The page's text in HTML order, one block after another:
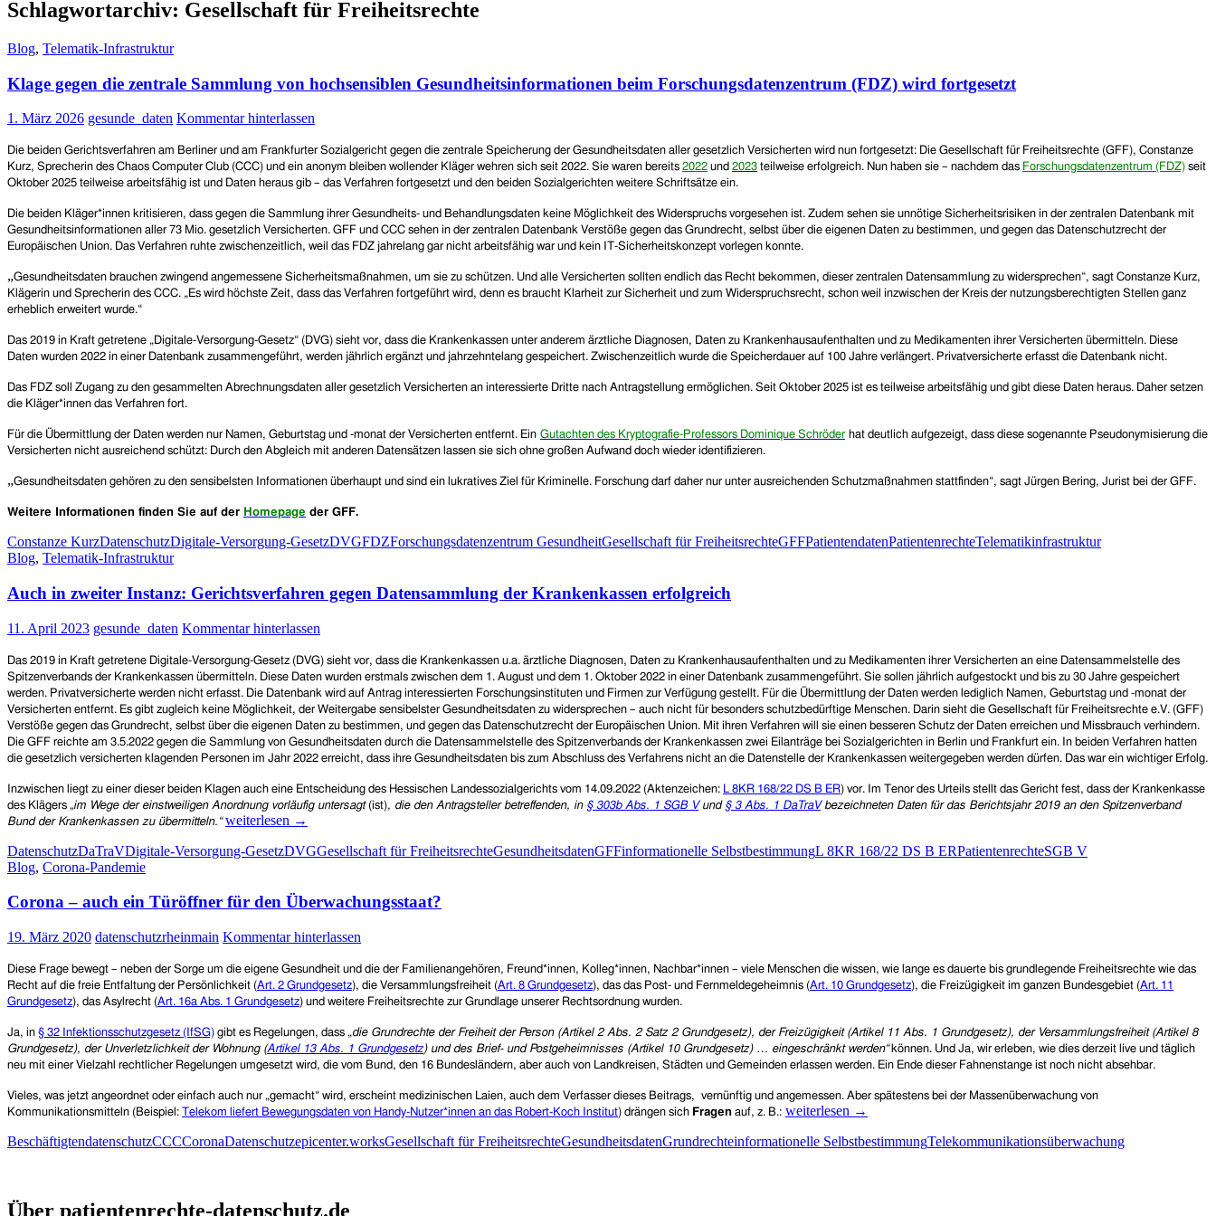
Schlagwortarchiv: Gesellschaft für Freiheitsrechte
Blog, Telematik-Infrastruktur
Klage gegen die zentrale Sammlung von hochsensiblen Gesundheitsinformationen beim Forschungsdatenzentrum (FDZ) wird fortgesetzt
1. März 2026 gesunde_daten Kommentar hinterlassen
Die beiden Gerichtsverfahren am Berliner und am Frankfurter Sozialgericht gegen die zentrale Speicherung der Gesundheitsdaten aller gesetzlich Versicherten wird nun fortgesetzt: Die Gesellschaft für Freiheitsrechte (GFF), Constanze
Kurz, Sprecherin des Chaos Computer Club (CCC) und ein anonym bleiben wollender Kläger wehren sich seit 2022. Sie waren bereits 2022 und 2023 teilweise erfolgreich. Nun haben sie – nachdem das Forschungsdatenzentrum (FDZ) seit
Oktober 2025 teilweise arbeitsfähig ist und Daten heraus gib – das Verfahren fortgesetzt und den beiden Sozialgerichten weitere Schriftsätze ein.
Die beiden Kläger*innen kritisieren, dass gegen die Sammlung ihrer Gesundheits- und Behandlungsdaten keine Möglichkeit des Widerspruchs vorgesehen ist. Zudem sehen sie unnötige Sicherheitsrisiken in der zentralen Datenbank mit
Gesundheitsinformationen aller 73 Mio. gesetzlich Versicherten. GFF und CCC sehen in der zentralen Datenbank Verstöße gegen das Grundrecht, selbst über die eigenen Daten zu bestimmen, und gegen das Datenschutzrecht der
Europäischen Union. Das Verfahren ruhte zwischenzeitlich, weil das FDZ jahrelang gar nicht arbeitsfähig war und kein IT-Sicherheitskonzept vorlegen konnte.
„Gesundheitsdaten brauchen zwingend angemessene Sicherheitsmaßnahmen, um sie zu schützen. Und alle Versicherten sollten endlich das Recht bekommen, dieser zentralen Datensammlung zu widersprechen“, sagt Constanze Kurz,
Klägerin und Sprecherin des CCC. „Es wird höchste Zeit, dass das Verfahren fortgeführt wird, denn es braucht Klarheit zur Sicherheit und zum Widerspruchsrecht, schon weil inzwischen der Kreis der nutzungsberechtigten Stellen ganz
erheblich erweitert wurde.“
Das 2019 in Kraft getretene „Digitale-Versorgung-Gesetz“ (DVG) sieht vor, dass die Krankenkassen unter anderem ärztliche Diagnosen, Daten zu Krankenhausaufenthalten und zu Medikamenten ihrer Versicherten übermitteln. Diese
Daten wurden 2022 in einer Datenbank zusammengeführt, werden jährlich ergänzt und jahrzehntelang gespeichert. Zwischenzeitlich wurde die Speicherdauer auf 100 Jahre verlängert. Privatversicherte erfasst die Datenbank nicht.
Das FDZ soll Zugang zu den gesammelten Abrechnungsdaten aller gesetzlich Versicherten an interessierte Dritte nach Antragstellung ermöglichen. Seit Oktober 2025 ist es teilweise arbeitsfähig und gibt diese Daten heraus. Daher setzen
die Kläger*innen das Verfahren fort.
Für die Übermittlung der Daten werden nur Namen, Geburtstag und -monat der Versicherten entfernt. Ein Gutachten des Kryptografie-Professors Dominique Schröder hat deutlich aufgezeigt, dass diese sogenannte Pseudonymisierung die
Versicherten nicht ausreichend schützt: Durch den Abgleich mit anderen Datensätzen lassen sie sich ohne großen Aufwand doch wieder identifizieren.
„Gesundheitsdaten gehören zu den sensibelsten Informationen überhaupt und sind ein lukratives Ziel für Kriminelle. Forschung darf daher nur unter ausreichenden Schutzmaßnahmen stattfinden“, sagt Jürgen Bering, Jurist bei der GFF.
Weitere Informationen finden Sie auf der Homepage der GFF.
Constanze KurzDatenschutzDigitale-Versorgung-GesetzDVGFDZForschungsdatenzentrum GesundheitGesellschaft für FreiheitsrechteGFFPatientendatenPatientenrechteTelematikinfrastruktur
Blog, Telematik-Infrastruktur
Auch in zweiter Instanz: Gerichtsverfahren gegen Datensammlung der Krankenkassen erfolgreich
11. April 2023 gesunde_daten Kommentar hinterlassen
Das 2019 in Kraft getretene Digitale-Versorgung-Gesetz (DVG) sieht vor, dass die Krankenkassen u.a. ärztliche Diagnosen, Daten zu Krankenhausaufenthalten und zu Medikamenten ihrer Versicherten an eine Datensammelstelle des
Spitzenverbands der Krankenkassen übermitteln. Diese Daten wurden erstmals zwischen dem 1. August und dem 1. Oktober 2022 in einer Datenbank zusammengeführt. Sie sollen jährlich aufgestockt und bis zu 30 Jahre gespeichert
werden. Privatversicherte werden nicht erfasst. Die Datenbank wird auf Antrag interessierten Forschungsinstituten und Firmen zur Verfügung gestellt. Für die Übermittlung der Daten werden lediglich Namen, Geburtstag und -monat der
Versicherten entfernt. Es gibt zugleich keine Möglichkeit, der Weitergabe sensibelster Gesundheitsdaten zu widersprechen – auch nicht für besonders schutzbedürftige Menschen. Darin sieht die Gesellschaft für Freiheitsrechte e.V. (GFF)
Verstöße gegen das Grundrecht, selbst über die eigenen Daten zu bestimmen, und gegen das Datenschutzrecht der Europäischen Union. Mit ihren Verfahren will sie einen besseren Schutz der Daten erreichen und Missbrauch verhindern.
Die GFF reichte am 3.5.2022 gegen die Sammlung von Gesundheitsdaten durch die Datensammelstelle des Spitzenverbands der Krankenkassen zwei Eilanträge bei Sozialgerichten in Berlin und Frankfurt ein. In beiden Verfahren hatten
die gesetzlich versicherten klagenden Personen im Jahr 2022 erreicht, dass ihre Gesundheitsdaten bis zum Abschluss des Verfahrens nicht an die Datenstelle der Krankenkassen weitergegeben werden dürfen. Das war ein wichtiger Erfolg.
Inzwischen liegt zu einer dieser beiden Klagen auch eine Entscheidung des Hessischen Landessozialgerichts vom 14.09.2022 (Aktenzeichen: L 8KR 168/22 DS B ER) vor. Im Tenor des Urteils stellt das Gericht fest, dass der Krankenkasse
des Klägers „im Wege der einstweiligen Anordnung vorläufig untersagt (ist), die den Antragsteller betreffenden, in § 303b Abs. 1 SGB Vund § 3 Abs. 1 DaTraVbezeichneten Daten für das Berichtsjahr 2019 an den Spitzenverband
Bund der Krankenkassen zu übermitteln.“ Auch
zweiter
gegen
der
erfolgreich
weiterlesen →
DatenschutzDaTraVDigitale-Versorgung-GesetzDVGGesellschaft für FreiheitsrechteGesundheitsdatenGFFinformationelle SelbstbestimmungL 8KR 168/22 DS B ERPatientenrechteSGB V
Blog, Corona-Pandemie
Corona – auch ein Türöffner für den Überwachungsstaat?
19. März 2020 datenschutzrheinmain Kommentar hinterlassen
Diese Frage bewegt – neben der Sorge um die eigene Gesundheit und die der Familienangehören, Freund*innen, Kolleg*innen, Nachbar*innen – viele Menschen die wissen, wie lange es dauerte bis grundlegende Freiheitsrechte wie das
Recht auf die freie Entfaltung der Persönlichkeit (Art. 2 Grundgesetz), die Versammlungsfreiheit (Art. 8 Grundgesetz), das das Post- und Fernmeldegeheimnis (Art. 10 Grundgesetz), die Freizügigkeit im ganzen Bundesgebiet (Art. 11
Grundgesetz), das Asylrecht (Art. 16a Abs. 1 Grundgesetz) und weitere Freiheitsrechte zur Grundlage unserer Rechtsordnung wurden.
Ja, in § 32 Infektionsschutzgesetz (IfSG) gibt es Regelungen, dass „die Grundrechte der Freiheit der Person (Artikel 2 Abs. 2 Satz 2 Grundgesetz), der Freizügigkeit (Artikel 11 Abs. 1 Grundgesetz), der Versammlungsfreiheit (Artikel 8
Grundgesetz), der Unverletzlichkeit der Wohnung (Artikel 13 Abs. 1 Grundgesetz) und des Brief- und Postgeheimnisses (Artikel 10 Grundgesetz) … eingeschränkt werden“können. Und Ja, wir erleben, wie dies derzeit live und täglich
neu mit einer Vielzahl rechtlicher Regelungen umgesetzt wird, die vom Bund, den 16 Bundesländern, aber auch von Landkreisen, Städten und Gemeinden erlassen werden. Ein Ende dieser Fahnenstange ist noch nicht absehbar.
Vieles, was jetzt angeordnet oder einfach auch nur „gemacht“ wird, erscheint medizinischen Laien, auch dem Verfasser dieses Beitrags, vernünftig und angemessen. Aber spätestens bei der Massenüberwachung von
Kommunikationsmitteln (Beispiel:
Telekom liefert Bewegungsdaten von Handy-Nutzer*innen an das Robert-Koch Institut) drängen sich Fragen auf, z. B.: Corona
auch
weiterlesen →
BeschäftigtendatenschutzCCCCoronaDatenschutzepicenter.worksGesellschaft für FreiheitsrechteGesundheitsdatenGrundrechteinformationelle SelbstbestimmungTelekommunikationsüberwachung
Patientenrechte und Datenschutz e.V.
Über patientenrechte-datenschutz.de